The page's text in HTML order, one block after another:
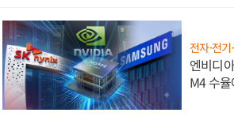
전자·전
엔비디
M4 수